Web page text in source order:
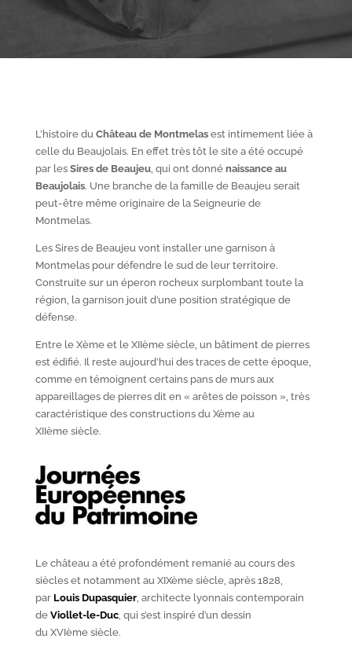
L’histoire duChâteau de Montmelasest intimement liée à
celle du Beaujolais. En effet très tôt le site a été occupé
par les Sires de Beaujeu, qui ont donné naissance au
Beaujolais. Une branche de la famille de Beaujeu serait
peut-être même originaire de la Seigneurie de
Montmelas.
Les Sires de Beaujeu vont installer une garnison à
Montmelas pour défendre le sud de leur territoire.
Construite sur un éperon rocheux surplombant toute la
région, la garnison jouit d’une position stratégique de
défense.
Entre le Xèmeet le XIIèmesiècle, un bâtiment de pierres
est édifié. Il reste aujourd’hui des traces de cette époque,
comme en témoignent certains pans de murs aux
appareillages de pierres dit en « arêtes de poisson », très
caractéristique des constructions du Xèmeau
XIIèmesiècle.
Le château a été profondément remanié au cours des
siècles et notamment au XIXèmesiècle, après 1828,
par Louis Dupasquier, architecte lyonnais contemporain
de Viollet-le-Duc, qui s’est inspiré d’un dessin
du XVIèmesiècle.